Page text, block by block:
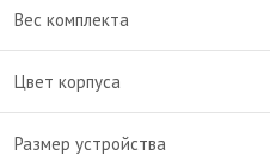
Вес комплекта
Цвет корпуса
Размер устройства